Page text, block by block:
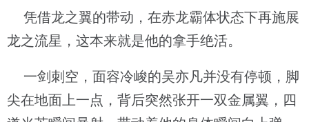
凭借龙之翼的带动，在赤龙霸体状态下再施展
龙之流星，这本来就是他的拿手绝活。
一剑刺空，面容冷峻的吴亦凡并没有停顿，脚
尖在地面上一点，背后突然张开一双金属翼，四